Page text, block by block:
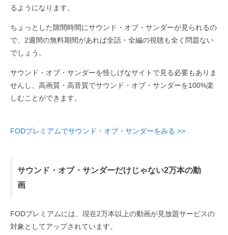
るようになります。
ちょっとした隙間時間にサウンド・オブ・サンダーが見られるの
で、2週間の無料期間があれば全話・全編の視聴も全く問題ない
でしょう。
サウンド・オブ・サンダーを怪しげなサイトで見る必要もありま
せんし、高画質・高音質でサウンド・オブ・サンダーを100%楽
しむことができます。
FODプレミアムでサウンド・オブ・サンダーをみる >>
サウンド・オブ・サンダーだけじゃない2万本の動
画
FODプレミアムには、現在2万本以上の動画が見放題サービスの
対象としてアップされています。